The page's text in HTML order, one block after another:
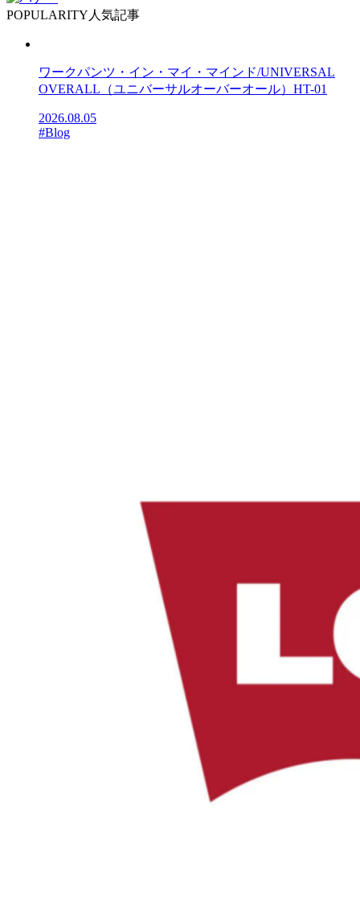
POPULARITY 人気記事
ワークパンツ・イン・マイ・マインド/UNIVERSAL
OVERALL（ユニバーサルオーバーオール）HT-01
2026.08.05
#Blog